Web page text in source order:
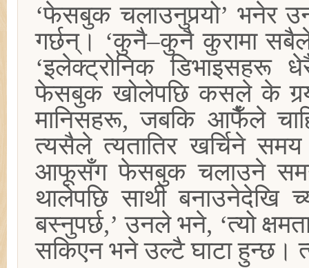
‘फेसबुक चलाउनुपर्‍यो’ भनेर
गर्छन्। ‘कुनै–कुनै कुरामा
‘इलेक्ट्रोनिक डिभाइसहरू
फेसबुक खोलेपछि कसले के
मानिसहरू, जबकि आफैँले
त्यसैले त्यतातिर खर्चिने
आफूसँग फेसबुक चलाउने समय
थालेपछि साथी बनाउनेदेखि
बस्नुपर्छ,’ उनले भने, ‘त्यो
सकिएन भने उल्टै घाटा हुन्छ।